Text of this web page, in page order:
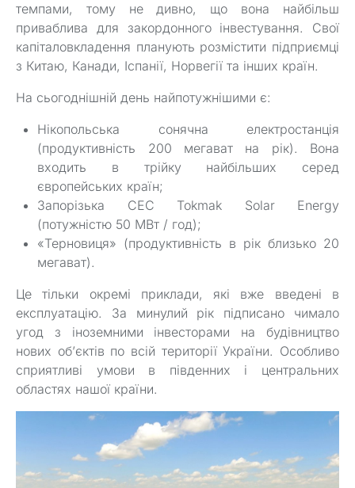
темпами, тому не дивно, що вона найбільш
приваблива для закордонного інвестування. Свої
капіталовкладення планують розмістити підприємці
з Китаю, Канади, Іспанії, Норвегії та інших країн.
На сьогоднішній день найпотужнішими є:
Нікопольська сонячна електростанція
(продуктивність 200 мегават на рік). Вона
входить в трійку найбільших серед
європейських країн;
Запорізька СЕС Tokmak Solar Energy
(потужністю 50 МВт / год);
«Терновиця» (продуктивність в рік близько 20
мегават).
Це тільки окремі приклади, які вже введені в
експлуатацію. За минулий рік підписано чимало
угод з іноземними інвесторами на будівництво
нових об’єктів по всій території України. Особливо
сприятливі умови в південних і центральних
областях нашої країни.